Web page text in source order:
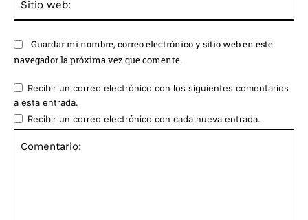
Guardar mi nombre, correo electrónico y sitio web en este
navegador la próxima vez que comente.
Recibir un correo electrónico con los siguientes comentarios
a esta entrada.
Recibir un correo electrónico con cada nueva entrada.